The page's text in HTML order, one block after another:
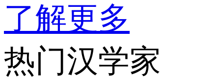
了解更多
热门汉学家